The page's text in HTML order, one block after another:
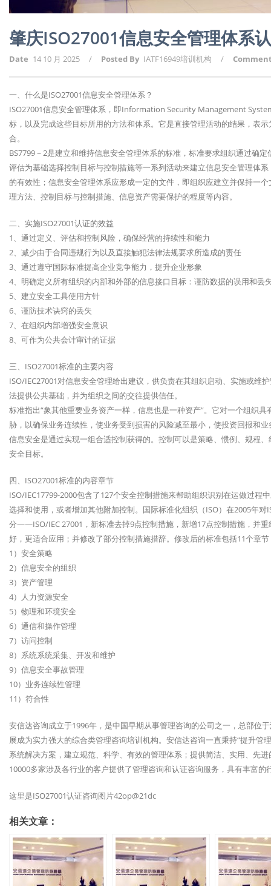
肇庆ISO27001信息安全管理体系
Date 14 10 月 2025 / Posted By IATF16949培训机构 /
一、什么是ISO27001信息安全管理体系？
ISO27001信息安全管理体系，即Information Security Management
标，以及完成这些目标所用的方法和体系。它是直接管理活动的结果，表
合。
BS7799－2是建立和维持信息安全管理体系的标准，标准要求组织通过确
评估为基础选择控制目标与控制措施等一系列活动来建立信息安全管理体
的有效性；信息安全管理体系应形成一定的文件，即组织应建立并保持一
理方法、控制目标与控制措施、信息资产需要保护的程度等内容。
二、实施ISO27001认证的效益
1、通过定义、评估和控制风险，确保经营的持续性和能力
2、减少由于合同违规行为以及直接触犯法律法规要求所造成的责任
3、通过遵守国际标准提高企业竞争能力，提升企业形象
4、明确定义所有组织的内部和外部的信息接口目标：谨防数据的误用和丢
5、建立安全工具使用方针
6、谨防技术诀窍的丢失
7、在组织内部增强安全意识
8、可作为公共会计审计的证据
三、ISO27001标准的主要内容
ISO/IEC27001对信息安全管理给出建议，供负责在其组织启动、实施或维
法提供公共基础，并为组织之间的交往提供信任。
标准指出“象其他重要业务资产一样，信息也是一种资产”。它对一个组织
胁，以确保业务连续性，使业务受到损害的风险减至最小，使投资回报和
信息安全是通过实现一组合适控制获得的。控制可以是策略、惯例、规程
安全目标。
四、ISO27001标准的内容章节
ISO/IEC17799-2000包含了127个安全控制措施来帮助组织识别在运做过
选择和使用，或者增加其他附加控制。国际标准化组织（ISO）在2005年
分——ISO/IEC 27001，新标准去掉9点控制措施，新增17点控制措施，并
好，更适合应用；并修改了部分控制措施措辞。修改后的标准包括11个章节
1）安全策略
2）信息安全的组织
3）资产管理
4）人力资源安全
5）物理和环境安全
6）通信和操作管理
7）访问控制
8）系统系统采集、开发和维护
9）信息安全事故管理
10）业务连续性管理
11）符合性
安信达咨询成立于1996年，是中国早期从事管理咨询的公司之一，总部位
展成为实力强大的综合类管理咨询培训机构。安信达咨询一直秉持“提升
系统解决方案，建立规范、科学、有效的管理体系；提供简洁、实用、先
10000多家涉及各行业的客户提供了管理咨询和认证咨询服务，具有丰富的
这里是ISO27001认证咨询图片42op@21dc
相关文章：